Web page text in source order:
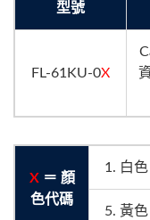
型號
FL-61KU-0X
X＝ 顏
色代碼
1. 白色
5. 黃色